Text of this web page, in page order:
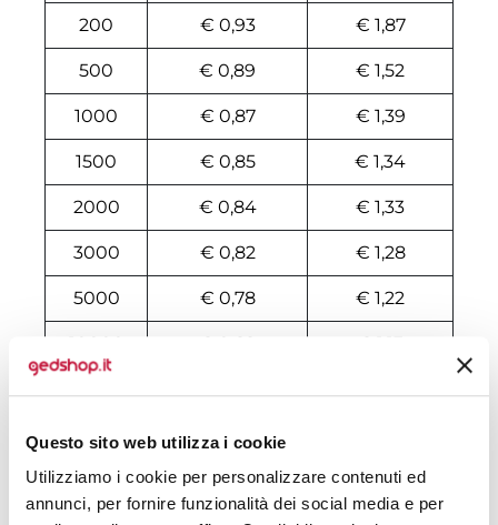
Questo sito web utilizza i cookie
Utilizziamo i cookie per personalizzare contenuti ed
annunci, per fornire funzionalità dei social media e per
200 € 0,93 € 1,87
500 € 0,89 € 1,52
1000 € 0,87 € 1,39
1500 € 0,85 € 1,34
2000 € 0,84 € 1,33
3000 € 0,82 € 1,28
5000 € 0,78 € 1,22
Area di personalizzazione